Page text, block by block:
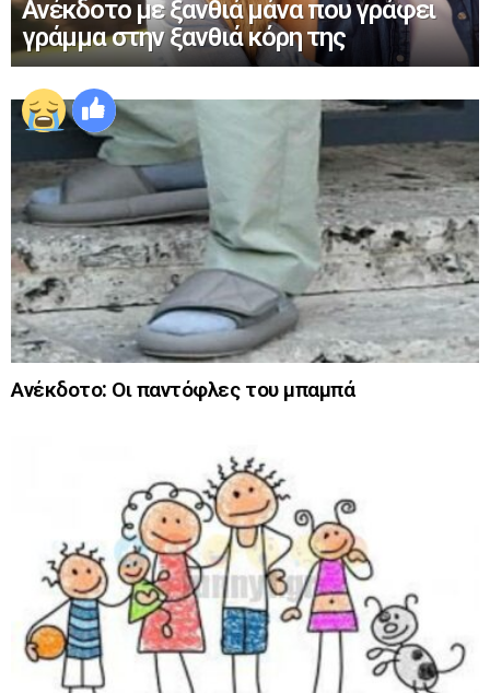
Ανέκδοτο με ξανθιά μάνα που γράφει
γράμμα στην ξανθιά κόρη της
Ανέκδοτο: Οι παντόφλες του μπαμπά